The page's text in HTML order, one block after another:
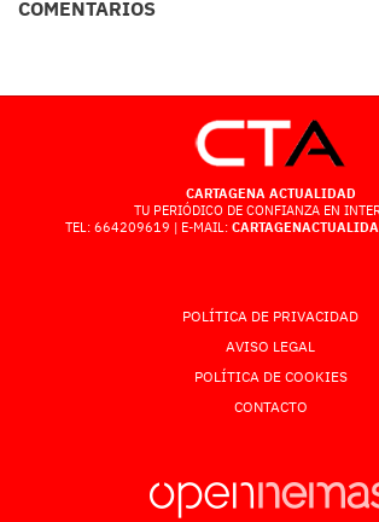
COMENTARIOS
CARTAGENA ACTUALIDAD
TU PERIÓDICO DE CONFIANZA EN
TEL: 664209619 | E-MAIL:
POLÍTICA DE PRIVACIDAD
AVISO LEGAL
POLÍTICA DE COOKIES
CONTACTO